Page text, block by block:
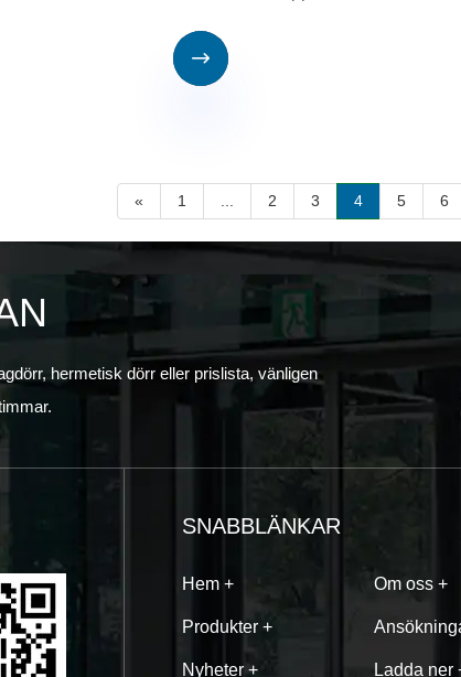

« 1 2 3 4 5 6
hermetisk dörr eller prislista, vänligen
SNABBLÄNKAR
Hem + Om oss +
Produkter +
Nyheter + Ladda ner